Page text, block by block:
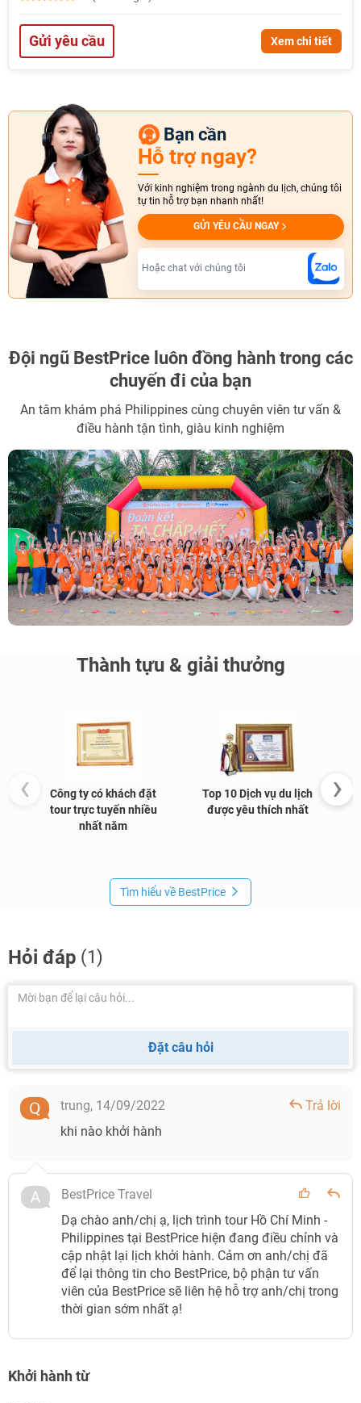
Gửi yêu cầu Xem chi tiết
Bạn cần
Hỗ trợ ngay?
Với kinh nghiệm trong ngành du lịch, chúng tôi
tự tin hỗ trợ bạn nhanh nhất!
GỬI YÊU CẦU NGAY
Hoặc chat với chúng tôi
Đội ngũ BestPrice luôn đồng hành trong các
chuyến đi của bạn
An tâm khám phá Philippines cùng chuyên viên tư vấn &
điều hành tận tình, giàu kinh nghiệm
Thành tựu & giải thưởng
Công ty có khách đặt
tour trực tuyến nhiều
nhất năm
Top 10 Dịch vụ du lịch
được yêu thích nhất
‹ ›
Tìm hiểu về BestPrice
Hỏi đáp (1)
Đặt câu hỏi
trung, 14/09/2022
Trả lời
khi nào khởi hành
BestPrice Travel
Dạ chào anh/chị ạ, lịch trình tour Hồ Chí Minh -
Philippines tại BestPrice hiện đang điều chỉnh và
cập nhật lại lịch khởi hành. Cảm ơn anh/chị đã
để lại thông tin cho BestPrice, bộ phận tư vấn
viên của BestPrice sẽ liên hệ hỗ trợ anh/chị trong
thời gian sớm nhất ạ!
Khởi hành từ